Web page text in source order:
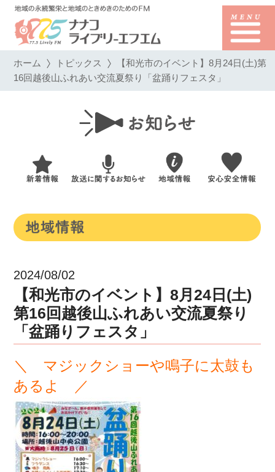
ホーム トピックス 【和光市のイベント】8月24日(土)第
16回越後山ふれあい交流夏祭り「盆踊りフェスタ」
2024/08/02
【和光市のイベント】8月24日(土)
第16回越後山ふれあい交流夏祭り
「盆踊りフェスタ」
＼ マジックショーや鳴子に太鼓も
あるよ ／